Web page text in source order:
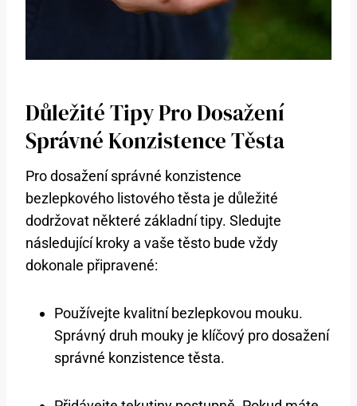
Důležité Tipy Pro Dosažení
Správné Konzistence Těsta
Pro dosažení správné konzistence
bezlepkového listového těsta je důležité
dodržovat některé základní tipy. Sledujte
následující kroky a vaše těsto bude vždy
dokonale připravené:
Používejte kvalitní bezlepkovou mouku.
Správný druh mouky je klíčový pro dosažení
správné konzistence těsta.